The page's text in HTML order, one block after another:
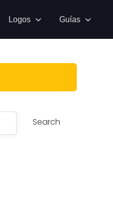
Logos Guías
Search